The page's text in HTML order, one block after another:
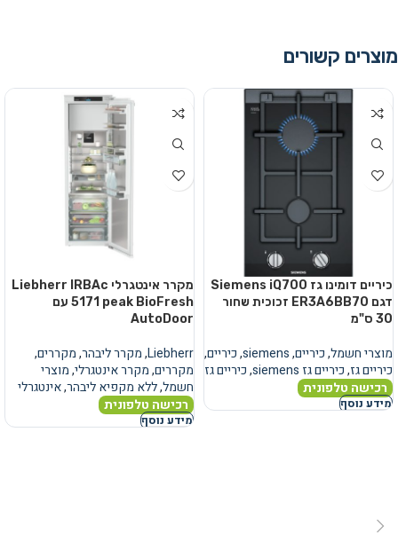
מוצרים קשורים
כיריים דומינו גז Siemens iQ700
דגם ER3A6BB70 זכוכית שחור
30 ס"מ
מוצרי חשמל,כיריים,
siemens
,כיריים,
כיריים גז,כיריים גז siemens ,כיריים גז
רכישה טלפונית
מידע נוסף
מקרר אינטגרלי Liebherr IRBAc
5171 peak BioFresh עם
AutoDoor
Liebherr
,מקרר ליבהר,מקררים,
מקררים,מקרר אינטגרלי,מוצרי
חשמל,ללא מקפיא ליבהר,אינטגרלי
רכישה טלפונית
מידע נוסף